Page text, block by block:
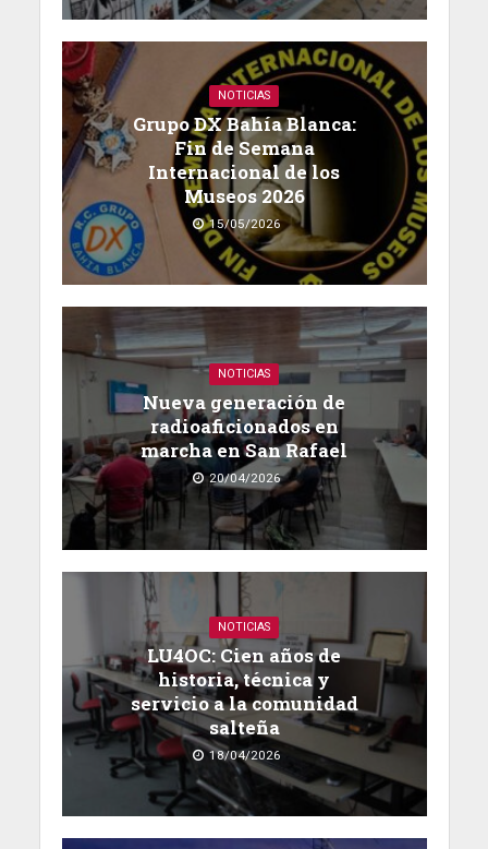
NOTICIAS
Grupo DX Bahía Blanca:
Fin de Semana
Internacional de los
Museos 2026
15/05/2026
NOTICIAS
Nueva generación de
radioaficionados en
marcha en San Rafael
20/04/2026
NOTICIAS
LU4OC: Cien años de
historia, técnica y
servicio a la comunidad
salteña
18/04/2026